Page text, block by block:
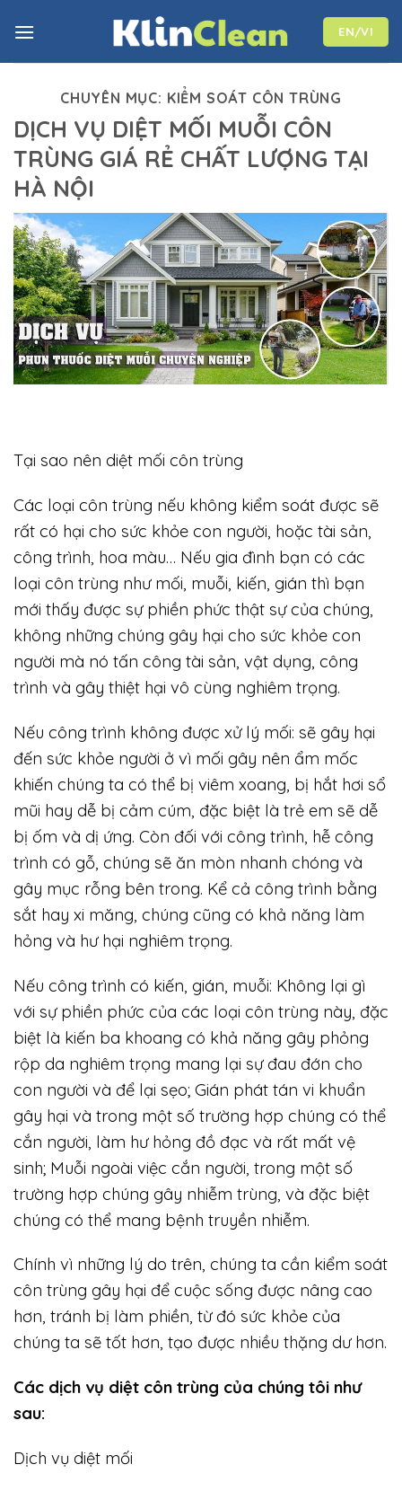
EN/VI
CHUYÊN MỤC: KIỂM SOÁT CÔN TRÙNG
DỊCH VỤ DIỆT MỐI MUỖI CÔN
TRÙNG GIÁ RẺ CHẤT LƯỢNG TẠI
HÀ NỘI
Tại sao nên diệt mối côn trùng
Các loại côn trùng nếu không kiểm soát được sẽ
rất có hại cho sức khỏe con người, hoặc tài sản,
công trình, hoa màu… Nếu gia đình bạn có các
loại côn trùng như mối, muỗi, kiến, gián thì bạn
mới thấy được sự phiền phức thật sự của chúng,
không những chúng gây hại cho sức khỏe con
người mà nó tấn công tài sản, vật dụng, công
trình và gây thiệt hại vô cùng nghiêm trọng.
Nếu công trình không được xử lý mối: sẽ gây hại
đến sức khỏe người ở vì mối gây nên ẩm mốc
khiến chúng ta có thể bị viêm xoang, bị hắt hơi sổ
mũi hay dễ bị cảm cúm, đặc biệt là trẻ em sẽ dễ
bị ốm và dị ứng. Còn đối với công trình, hễ công
trình có gỗ, chúng sẽ ăn mòn nhanh chóng và
gây mục rỗng bên trong. Kể cả công trình bằng
sắt hay xi măng, chúng cũng có khả năng làm
hỏng và hư hại nghiêm trọng.
Nếu công trình có kiến, gián, muỗi: Không lại gì
với sự phiền phức của các loại côn trùng này, đặc
biệt là kiến ba khoang có khả năng gây phỏng
rộp da nghiêm trọng mang lại sự đau đớn cho
con người và để lại sẹo; Gián phát tán vi khuẩn
gây hại và trong một số trường hợp chúng có thể
cắn người, làm hư hỏng đồ đạc và rất mất vệ
sinh; Muỗi ngoài việc cắn người, trong một số
trường hợp chúng gây nhiễm trùng, và đặc biệt
chúng có thể mang bệnh truyền nhiễm.
Chính vì những lý do trên, chúng ta cần kiểm soát
côn trùng gây hại để cuộc sống được nâng cao
hơn, tránh bị làm phiền, từ đó sức khỏe của
chúng ta sẽ tốt hơn, tạo được nhiều thặng dư hơn.
Các dịch vụ diệt côn trùng của chúng tôi như
sau:
Dịch vụ diệt mối